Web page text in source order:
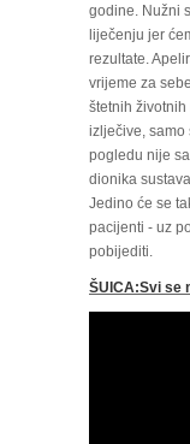
godine. Nužni
liječenju jer
rezultate.
vrijeme za
štetnih
izlječive, samo
pogledu nije
dionika
Jedino će se
pacijenti - uz
pobijediti.
ŠUICA:Svi se